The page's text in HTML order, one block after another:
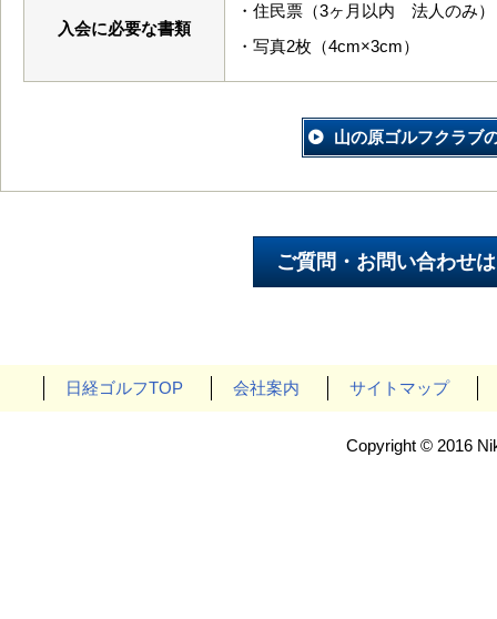
入会に必要な書類
・住民票（3ヶ月以内 法人のみ）
・写真2枚（4cm×3cm）
山の原ゴルフクラブ
日経ゴルフTOP 会社案内 サイトマップ
Copyright © 2016